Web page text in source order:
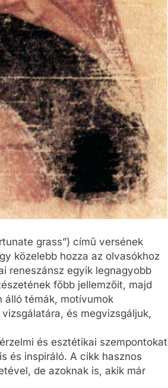
grass”) című versének
közelebb hozza az olvasókhoz
reneszánsz egyik legnagyobb
főbb jellemzőit, majd
álló témák, motívumok
és megvizsgáljuk,
és esztétikai szempontokat
és inspiráló. A cikk hasznos
de azoknak is, akik már